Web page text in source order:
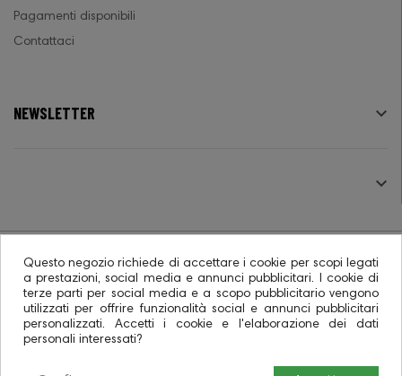
Pagamenti disponibili
Contattaci
NEWSLETTER 

© 2026 - Ecommerce software CO.RA. SpA
Questo negozio richiede di accettare i cookie per scopi legati
a prestazioni, social media e annunci pubblicitari. I cookie di
terze parti per social media e a scopo pubblicitario vengono
utilizzati per offrire funzionalità social e annunci pubblicitari
personalizzati. Accetti i cookie e l'elaborazione dei dati
personali interessati?